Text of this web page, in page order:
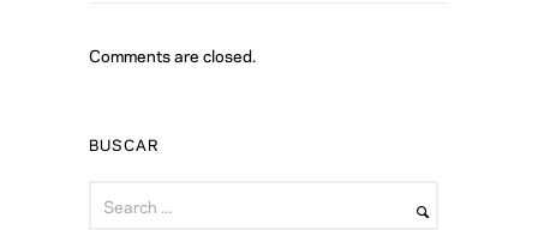
Comments are closed.
BUSCAR